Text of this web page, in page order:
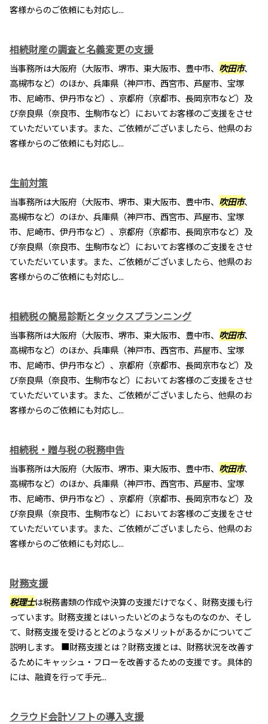
客様からのご依頼にも対応し...
相続財産の調査と名義変更の支援
当事務所は大阪府（大阪市、堺市、東大阪市、豊中市、 吹田市、
高槻市など）のほか、兵庫県（神戸市、西宮市、芦屋市、宝塚
市、尼崎市、伊丹市など）、京都府（京都市、長岡京市など）及
び奈良県（奈良市、生駒市など）においてお客様のご支援をさせ
ていただいています。また、ご依頼がございましたら、他県のお
客様からのご依頼にも対応し...
生前対策
当事務所は大阪府（大阪市、堺市、東大阪市、豊中市、 吹田市、
高槻市など）のほか、兵庫県（神戸市、西宮市、芦屋市、宝塚
市、尼崎市、伊丹市など）、京都府（京都市、長岡京市など）及
び奈良県（奈良市、生駒市など）においてお客様のご支援をさせ
ていただいています。また、ご依頼がございましたら、他県のお
客様からのご依頼にも対応し...
相続税の簡易診断とタックスプランニング
当事務所は大阪府（大阪市、堺市、東大阪市、豊中市、 吹田市、
高槻市など）のほか、兵庫県（神戸市、西宮市、芦屋市、宝塚
市、尼崎市、伊丹市など）、京都府（京都市、長岡京市など）及
び奈良県（奈良市、生駒市など）においてお客様のご支援をさせ
ていただいています。また、ご依頼がございましたら、他県のお
客様からのご依頼にも対応し...
相続税・贈与税の税務申告
当事務所は大阪府（大阪市、堺市、東大阪市、豊中市、 吹田市、
高槻市など）のほか、兵庫県（神戸市、西宮市、芦屋市、宝塚
市、尼崎市、伊丹市など）、京都府（京都市、長岡京市など）及
び奈良県（奈良市、生駒市など）においてお客様のご支援をさせ
ていただいています。また、ご依頼がございましたら、他県のお
客様からのご依頼にも対応し...
財務支援
税理士は税務書類の作成や決算の支援だけでなく、財務支援も行
っています。財務支援とはいったいどのようなものなのか、そし
て、財務支援を受けるとどのようなメリットがあるかについてご
説明します。 ■財務支援とは？財務支援とは、財務状況を改善す
るためにキャッシュ・フローを改善するための支援です。具体的
には、融資を行って手元...
クラウド会計ソフトの導入支援